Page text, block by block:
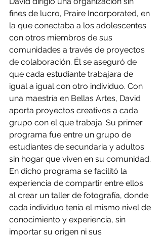
fines de lucro, Praire Incorporated, en
la que conectaba a los adolescentes
con otros miembros de sus
comunidades a través de proyectos
de colaboración. Él se aseguró de
que cada estudiante trabajara de
igual a igual con otro individuo. Con
una maestría en Bellas Artes, David
aporta proyectos creativos a cada
grupo con el que trabaja. Su primer
programa fue entre un grupo de
estudiantes de secundaria y adultos
sin hogar que viven en su comunidad.
En dicho programa se facilitó la
experiencia de compartir entre ellos
al crear un taller de fotografía, donde
cada individuo tenía el mismo nivel de
conocimiento y experiencia, sin
importar su origen ni sus